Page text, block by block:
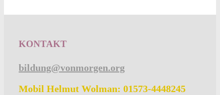
KONTAKT
bildung@vonmorgen.org
Mobil Helmut Wolman: 01573-4448245